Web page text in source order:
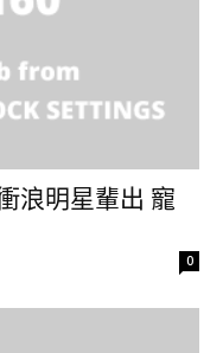
浪明星輩出 寵
0